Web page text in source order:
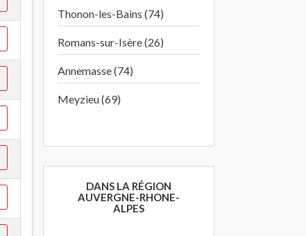
Thonon-les-Bains (74)
Romans-sur-Isère (26)
Annemasse (74)
Meyzieu (69)
DANS LA RÉGION
AUVERGNE-RHONE-
ALPES